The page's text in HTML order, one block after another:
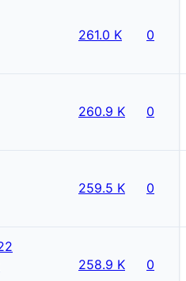
261.0 K 0
260.9 K 0
259.5 K 0
258.9 K 0